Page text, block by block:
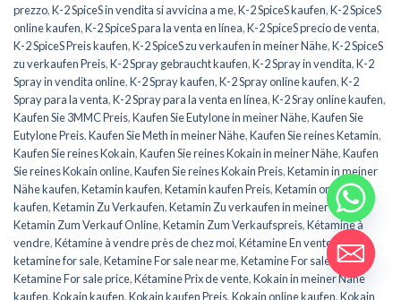
prezzo,K-2 SpiceS in vendita si avvicina a me,K-2 SpiceS kaufen,K-2 SpiceS
online kaufen,K-2 SpiceS para la venta en línea,K-2 SpiceS precio de venta,
K-2 SpiceS Preis kaufen,K-2 SpiceS zu verkaufen in meiner Nähe,K-2 SpiceS
zu verkaufen Preis,K-2 Spray gebraucht kaufen,K-2 Spray in vendita,K-2
Spray in vendita online,K-2 Spray kaufen,K-2 Spray online kaufen,K-2
Spray para la venta,K-2 Spray para la venta en línea,K-2 Sray online kaufen,
Kaufen Sie 3MMC Preis,Kaufen Sie Eutylone in meiner Nähe,Kaufen Sie
Eutylone Preis,Kaufen Sie Meth in meiner Nähe,Kaufen Sie reines Ketamin,
Kaufen Sie reines Kokain,Kaufen Sie reines Kokain in meiner Nähe,Kaufen
Sie reines Kokain online,Kaufen Sie reines Kokain Preis,Ketamin in meiner
Nähe kaufen,Ketamin kaufen,Ketamin kaufen Preis,Ketamin online
kaufen,Ketamin Zu Verkaufen,Ketamin Zu verkaufen in meiner Nähe,
Ketamin Zum Verkauf Online,Ketamin Zum Verkaufspreis,Kétamine à
vendre,Kétamine à vendre près de chez moi,Kétamine En vente en ligne,
ketamine for sale,Ketamine For sale near me,Ketamine For sale online,
Ketamine For sale price,Kétamine Prix de vente,Kokain in meiner Nähe
kaufen,Kokain kaufen,Kokain kaufen Preis,Kokain online kaufen,Kokain